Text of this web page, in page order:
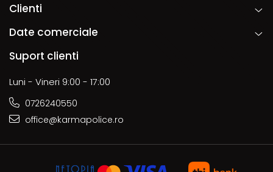
Clienti
Date comerciale
Suport clienti
Luni - Vineri 9:00 - 17:00
0726240550
office@karmapolice.ro